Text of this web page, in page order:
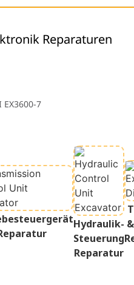
Reparaturen
EX3600-7
Hydraulik-
Steuerung
Reparatur